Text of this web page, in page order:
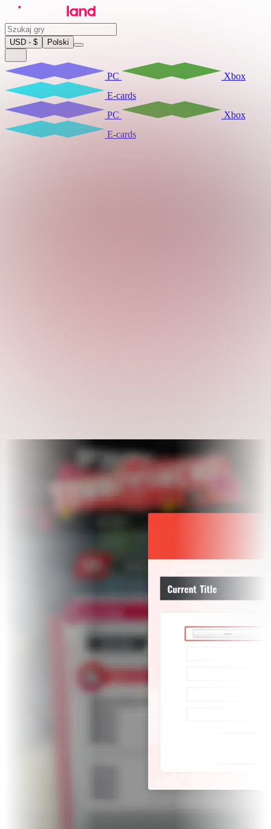
USD - $ Polski
PC
Xbox
E-cards
PC
Xbox
E-cards